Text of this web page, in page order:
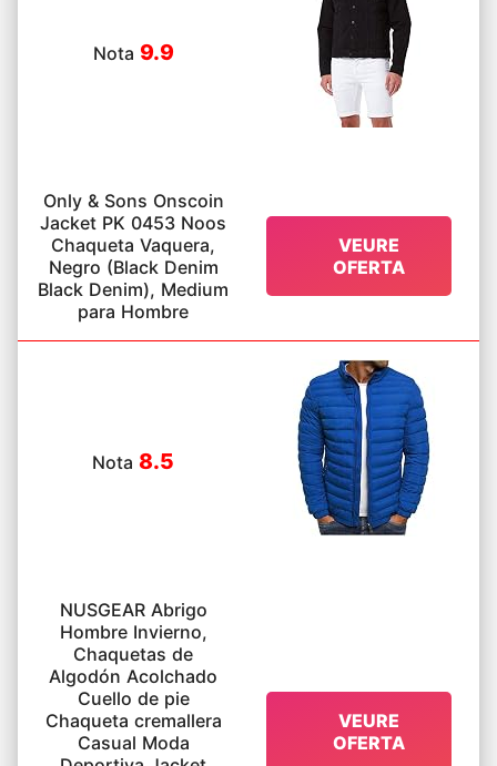
Nota 9.9
Only & Sons Onscoin
Jacket PK 0453 Noos
Chaqueta Vaquera,
Negro (Black Denim
Black Denim), Medium
para Hombre
VEURE
OFERTA
Nota 8.5
NUSGEAR Abrigo
Hombre Invierno,
Chaquetas de
Algodón Acolchado
Cuello de pie
Chaqueta cremallera
Casual Moda
VEURE
OFERTA